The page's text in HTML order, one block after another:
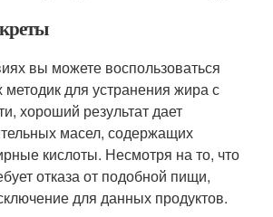
вы можете воспользоваться
для устранения жира с
хороший результат дает
масел, содержащих
кислоты. Несмотря на то, что
отказа от подобной пищи,
для данных продуктов.